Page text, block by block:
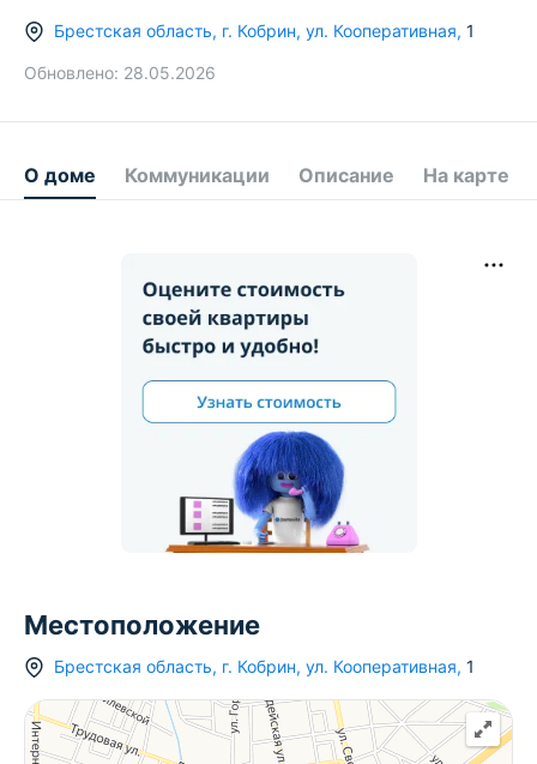
код 659668
Брестская область, г. Кобрин, ул. Кооперативная, 1
Обновлено: 28.05.2026
О доме Коммуникации Описание На карте
Местоположение
Брестская область, г. Кобрин, ул. Кооперативная, 1